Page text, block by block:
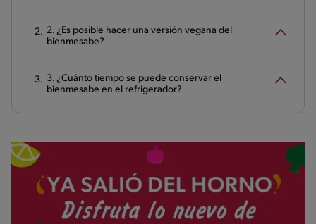
2. ¿Es posible hacer una versión vegana del
bienmesabe?
3. ¿Cuánto tiempo se puede conservar el
bienmesabe en el refrigerador?